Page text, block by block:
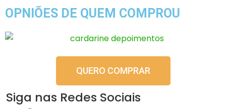
OPNIÕES DE QUEM COMPROU
QUERO COMPRAR
Siga nas Redes Sociais